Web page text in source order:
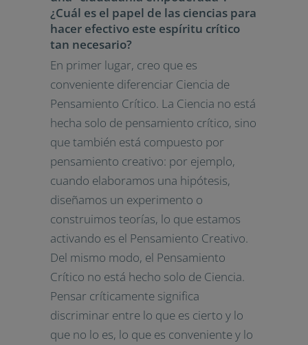
¿Cuál es el papel de las ciencias para
hacer efectivo este espíritu crítico
tan necesario?
En primer lugar, creo que es
conveniente diferenciar Ciencia de
Pensamiento Crítico. La Ciencia no está
hecha solo de pensamiento crítico, sino
que también está compuesto por
pensamiento creativo: por ejemplo,
cuando elaboramos una hipótesis,
diseñamos un experimento o
construimos teorías, lo que estamos
activando es el Pensamiento Creativo.
Del mismo modo, el Pensamiento
Crítico no está hecho solo de Ciencia.
Pensar críticamente significa
discriminar entre lo que es cierto y lo
que no lo es, lo que es conveniente y lo